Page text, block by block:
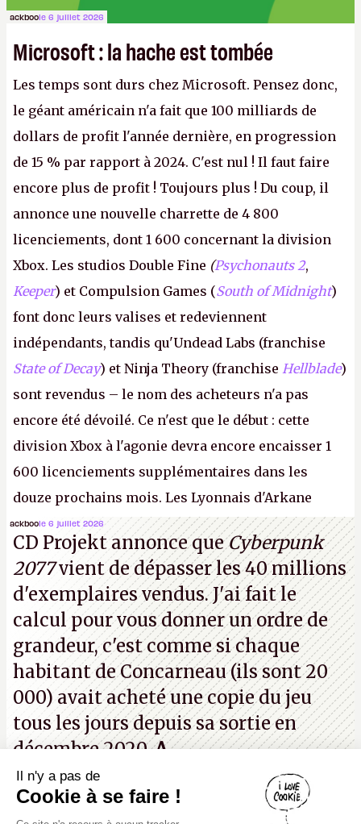
ackboole 6 juillet 2026
Microsoft : la hache est tombée
Les temps sont durs chez Microsoft. Pensez donc,
le géant américain n'a fait que 100 milliards de
dollars de profit l'année dernière, en progression
de 15 % par rapport à 2024. C'est nul ! Il faut faire
encore plus de profit ! Toujours plus ! Du coup, il
annonce une nouvelle charrette de 4 800
licenciements, dont 1 600 concernant la division
Xbox. Les studios Double Fine (Psychonauts 2,
Keeper) et Compulsion Games (South of Midnight)
font donc leurs valises et redeviennent
indépendants, tandis qu'Undead Labs (franchise
State of Decay) et Ninja Theory (franchise Hellblade)
sont revendus – le nom des acheteurs n'a pas
encore été dévoilé. Ce n'est que le début : cette
division Xbox à l'agonie devra encore encaisser 1
600 licenciements supplémentaires dans les
douze prochains mois. Les Lyonnais d'Arkane
(Dishonored, Deathloop) pourraient faire partie des
prochaines victimes, puisque Microsoft a confirmé
vouloir se séparer du studio.A.
ackboole 6 juillet 2026
CD Projekt annonce queCyberpunk
2077vient de dépasser les 40 millions
d'exemplaires vendus. J'ai fait le
calcul pour vous donner un ordre de
grandeur, c'est comme si chaque
habitant de Concarneau (ils sont 20
000) avait acheté une copie du jeu
tous les jours depuis sa sortie en
décembre 2020.A.
Canard PC
Kiosque numérique
Il n'y a pas de
Cookie à se faire !